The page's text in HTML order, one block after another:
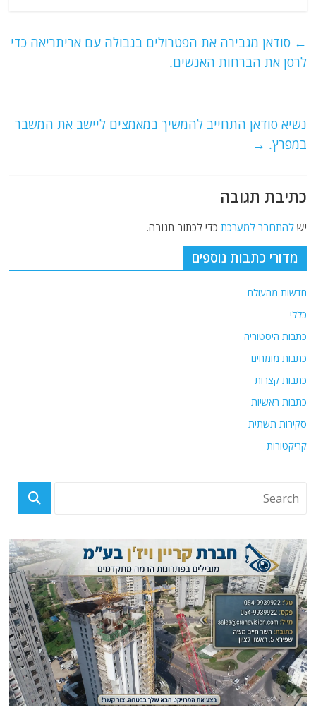
s
A
g
ra
l
er
e
k
← סודאן מגבירה את הפטרולים בגבולה עם אריתריאה כדי
לרסן את הברחות האנשים.
נשיא סודאן התחייב להמשיך במאמצים ליישב את המשבר
במפרץ. →
כתיבת תגובה
ישלהתחבר למערכת כדי לכתוב תגובה.
מדורי כתבות נוספים
חדשות מהעולם
כללי
כתבות היסטוריה
כתבות מומחים
כתבות קצרות
כתבות ראשיות
סקירות תשתית
קריקטורות